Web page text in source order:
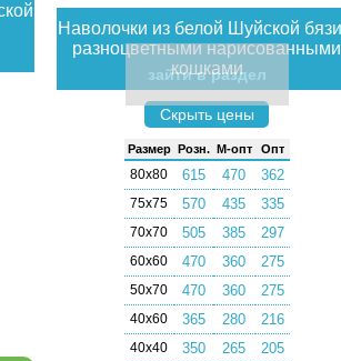
Наволочки из белой Шуйской
разноцветными нарисованными
кошками
зайти в раздел
Скрыть цены
Раз­мер Розн. М-опт Опт
80х80 615 470 362
75х75 570 435 335
70х70 505 385 297
60х60 470 360 275
50х70 470 360 275
40х60 365 280 216
40х40 350 265 205